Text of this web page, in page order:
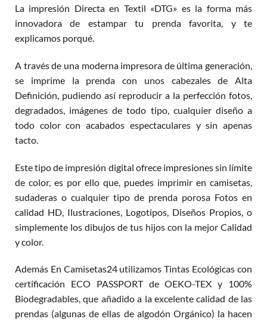
La impresión Directa en Textil «DTG» es la forma más
innovadora de estampar tu prenda favorita, y te
explicamos porqué.
A través de una moderna impresora de última generación,
se imprime la prenda con unos cabezales de Alta
Definición, pudiendo así reproducir a la perfección fotos,
degradados, imágenes de todo tipo, cualquier diseño a
todo color con acabados espectaculares y sin apenas
tacto.
Este tipo de impresión digital ofrece impresiones sin límite
de color, es por ello que, puedes imprimir en camisetas,
sudaderas o cualquier tipo de prenda porosa Fotos en
calidad HD, Ilustraciones, Logotipos, Diseños Propios, o
simplemente los dibujos de tus hijos con la mejor Calidad
y color.
Además En Camisetas24 utilizamos Tintas Ecológicas con
certificación ECO PASSPORT de OEKO-TEX y 100%
Biodegradables, que añadido a la excelente calidad de las
prendas (algunas de ellas de algodón Orgánico) la hacen